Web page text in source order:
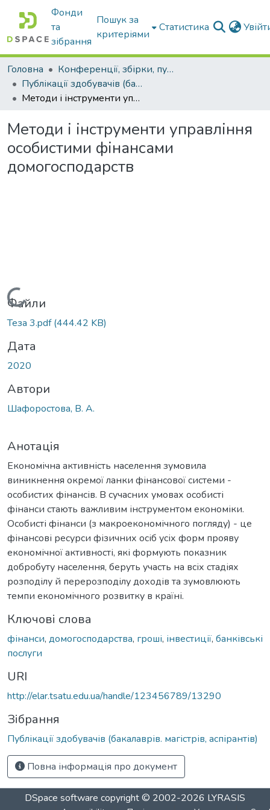
Фонди
та
зібрання
Пошук за
критеріями
Статистика
Головна
Конференції, збірки, публікації молодих вчених і здобувачів : магістрів, бакалаврів, аспірантів.
Публікації здобувачів (бакалаврів. магістрів, аспірантів)
Методи і інструменти управління особистими фінансами домогосподарств
Методи і інструменти управління
особистими фінансами
домогосподарств
Вантажиться...
Файли
Теза 3.pdf(444.42 KB)
Дата
2020
Автори
Шафоростова, В. А.
Анотація
Економічна активність населення зумовила
виникнення окремої ланки фінансової системи -
особистих фінансів. В сучасних умовах особисті
фінанси стають важливим інструментом економіки.
Особисті фінанси (з макроекономічного погляду) - це
фінансові ресурси фізичних осіб усіх форм прояву
економічної активності, які формують показник
добробуту населення, беруть участь на всіх стадіях
розподілу й перерозподілу доходів та зумовлюють
темпи економічного розвитку в країні.
Ключові слова
фінанси, домогосподарства, гроші, інвестиції, банківські
послуги
URI
http://elar.tsatu.edu.ua/handle/123456789/13290
Зібрання
Публікації здобувачів (бакалаврів. магістрів, аспірантів)
Повна інформація про документ
DSpace software copyright © 2002-2026 LYRASIS